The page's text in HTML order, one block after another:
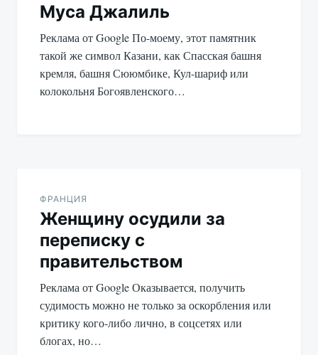
записям
Муса Джалиль
Реклама от Google По-моему, этот памятник
такой же символ Казани, как Спасская башня
кремля, башня Сююмбике, Кул-шариф или
колокольня Богoявленского…
ФРАНЦИЯ
Женщину осудили за
переписку с
правительством
Реклама от Google Оказывается, получить
судимость можно не только за оскорбления или
критику кого-либо лично, в соцсетях или
блогах, но…